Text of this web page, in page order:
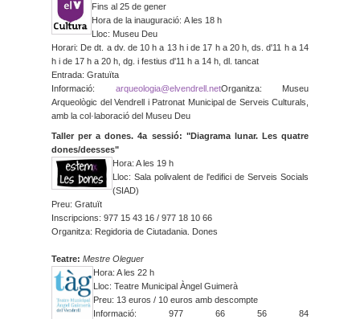
Fins al 25 de gener
Hora de la inauguració: A les 18 h
Lloc: Museu Deu
Horari: De dt. a dv. de 10 h a 13 h i de 17 h a 20 h, ds. d'11 h a 14
h i de 17 h a 20 h, dg. i festius d'11 h a 14 h, dl. tancat
Entrada: Gratuïta
Informació: arqueologia@elvendrell.netOrganitza: Museu
Arqueològic del Vendrell i Patronat Municipal de Serveis Culturals,
amb la col·laboració del Museu Deu
Taller per a dones. 4a sessió: "Diagrama lunar. Les quatre
dones/deesses"
Hora: A les 19 h
Lloc: Sala polivalent de l'edifici de Serveis Socials
(SIAD)
Preu: Gratuït
Inscripcions: 977 15 43 16 / 977 18 10 66
Organitza: Regidoria de Ciutadania. Dones
Teatre: Mestre Oleguer
Hora: A les 22 h
Lloc: Teatre Municipal Àngel Guimerà
Preu: 13 euros / 10 euros amb descompte
Informació: 977 66 56 84